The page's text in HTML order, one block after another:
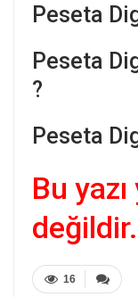
Peseta
Peseta
?
Peseta
Bu
değildir.
16